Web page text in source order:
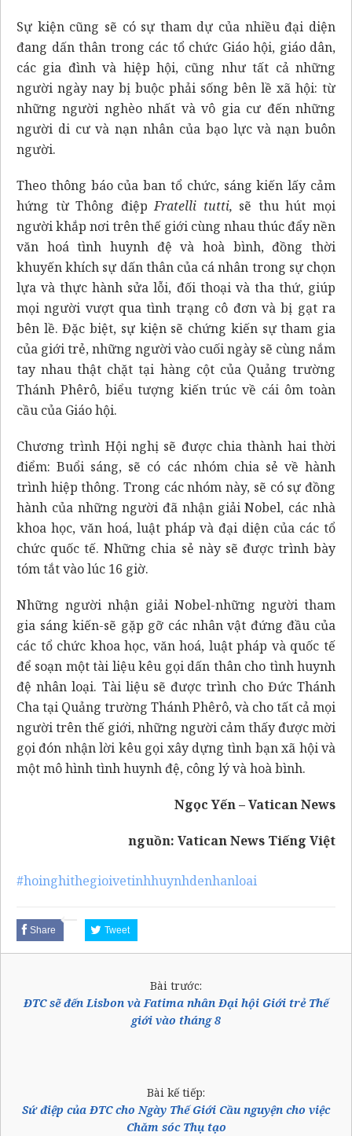
Sự kiện cũng sẽ có sự tham dự của nhiều đại diện
đang dấn thân trong các tổ chức Giáo hội, giáo dân,
các gia đình và hiệp hội, cũng như tất cả những
người ngày nay bị buộc phải sống bên lề xã hội: từ
những người nghèo nhất và vô gia cư đến những
người di cư và nạn nhân của bạo lực và nạn buôn
người.
Theo thông báo của ban tổ chức, sáng kiến lấy cảm
hứng từ Thông điệpFratelli tutti, sẽ thu hút mọi
người khắp nơi trên thế giới cùng nhau thúc đẩy nền
văn hoá tình huynh đệ và hoà bình, đồng thời
khuyến khích sự dấn thân của cá nhân trong sự chọn
lựa và thực hành sửa lỗi, đối thoại và tha thứ, giúp
mọi người vượt qua tình trạng cô đơn và bị gạt ra
bên lề. Đặc biệt, sự kiện sẽ chứng kiến sự tham gia
của giới trẻ, những người vào cuối ngày sẽ cùng nắm
tay nhau thật chặt tại hàng cột của Quảng trường
Thánh Phêrô, biểu tượng kiến trúc về cái ôm toàn
cầu của Giáo hội.
Chương trình Hội nghị sẽ được chia thành hai thời
điểm: Buổi sáng, sẽ có các nhóm chia sẻ về hành
trình hiệp thông. Trong các nhóm này, sẽ có sự đồng
hành của những người đã nhận giải Nobel, các nhà
khoa học, văn hoá, luật pháp và đại diện của các tổ
chức quốc tế. Những chia sẻ này sẽ được trình bày
tóm tắt vào lúc 16 giờ.
Những người nhận giải Nobel-những người tham
gia sáng kiến-sẽ gặp gỡ các nhân vật đứng đầu của
các tổ chức khoa học, văn hoá, luật pháp và quốc tế
để soạn một tài liệu kêu gọi dấn thân cho tình huynh
đệ nhân loại. Tài liệu sẽ được trình cho Đức Thánh
Cha tại Quảng trường Thánh Phêrô, và cho tất cả mọi
người trên thế giới, những người cảm thấy được mời
gọi đón nhận lời kêu gọi xây dựng tình bạn xã hội và
một mô hình tình huynh đệ, công lý và hoà bình.
Ngọc Yến – Vatican News
nguồn: Vatican News Tiếng Việt
#hoinghithegioivetinhhuynhdenhanloai
Share Tweet
Bài trước:
ĐTC sẽ đến Lisbon và Fatima nhân Đại hội Giới trẻ Thế
giới vào tháng 8
Bài kế tiếp:
Sứ điệp của ĐTC cho Ngày Thế Giới Cầu nguyện cho việc
Chăm sóc Thụ tạo